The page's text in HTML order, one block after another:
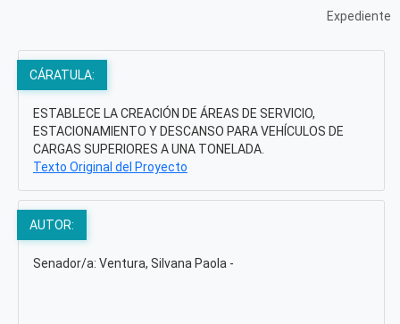
Expediente
CÁRATULA:
ESTABLECE LA CREACIÓN DE ÁREAS DE SERVICIO,
ESTACIONAMIENTO Y DESCANSO PARA VEHÍCULOS DE
CARGAS SUPERIORES A UNA TONELADA.
Texto Original del Proyecto
AUTOR:
Senador/a: Ventura, Silvana Paola -